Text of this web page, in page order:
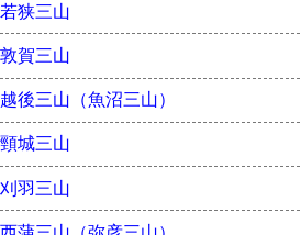
若狭三山
敦賀三山
越後三山（魚沼三山）
頸城三山
刈羽三山